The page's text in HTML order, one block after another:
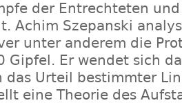
der Entrechteten
Achim Szepanski
unter anderem die
Gipfel. Er wendet sich
das Urteil bestimmter
eine Theorie des